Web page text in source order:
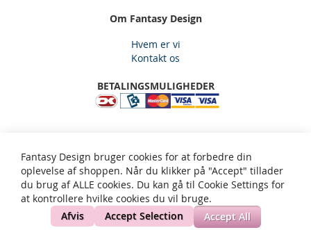
Om Fantasy Design
Hvem er vi
Kontakt os
BETALINGSMULIGHEDER
Fantasy Design, Gjelstensåsen 59, 3650 Ølstykke, Email:
kundeservice@fantasy-design.dk - tlf: 5334 2565
Privatliv og cookie politik Søgeord
Avanceret søgning
Ordrer og returneringer Kontakt os Site Map
Fantasy Design bruger cookies for at forbedre din
oplevelse af shoppen. Når du klikker på "Accept" tillader
du brug af ALLE cookies. Du kan gå til Cookie Settings for
at kontrollere hvilke cookies du vil bruge.
Afvis
Accept Selection Accept All